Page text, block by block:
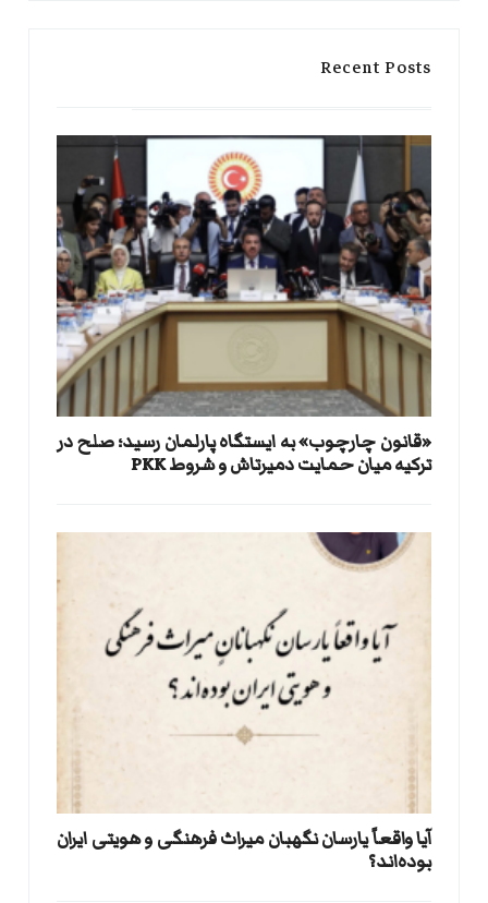
Recent Posts
«قانون چارچوب» به ایستگاه پارلمان رسید؛ صلح در
ترکیه میان حمایت دمیرتاش و شروط PKK
آیا واقعاً یارسان نگهبان میراث فرهنگی و هویتی ایران
بوده‌اند؟